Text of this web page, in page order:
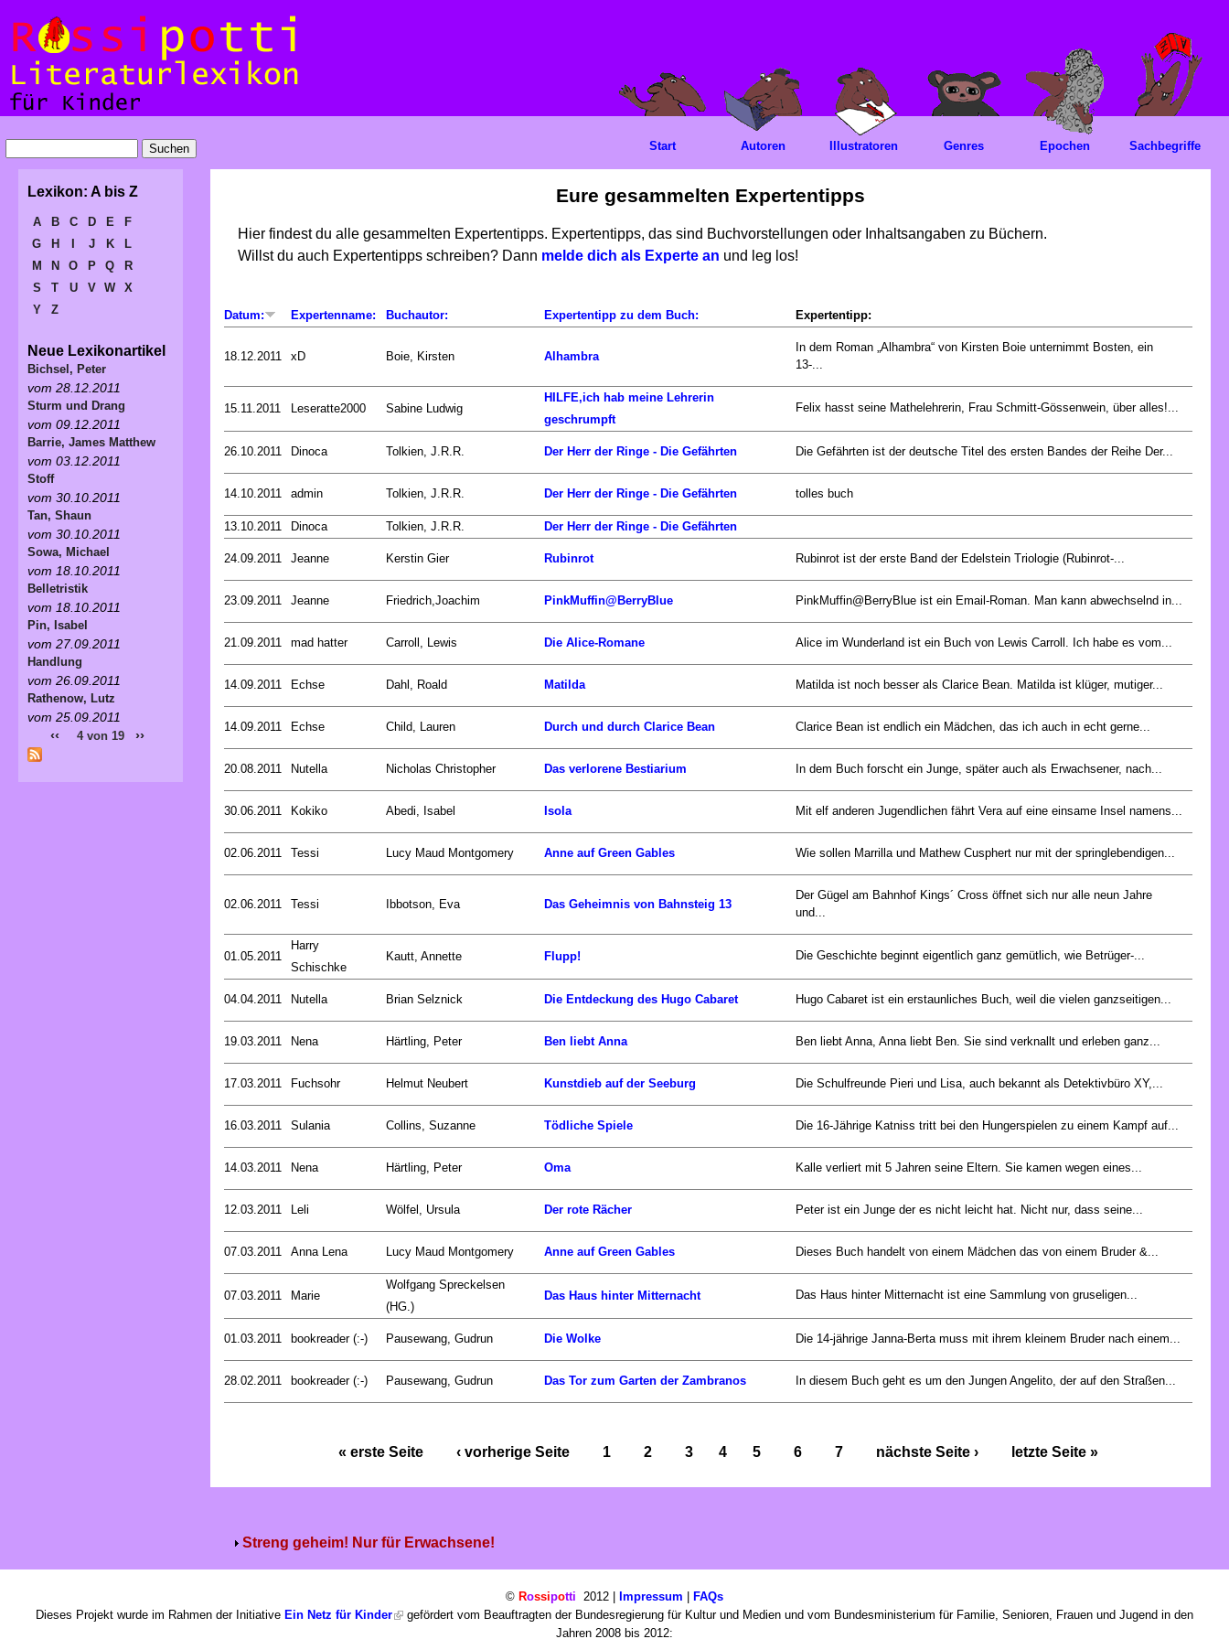
Eure gesammelten Expertentipps
Hier findest du alle gesammelten Expertentipps. Expertentipps, das sind Buchvorstellungen oder Inhaltsangaben zu Büchern.
Willst du auch Expertentipps schreiben? Dann melde dich als Experte an und leg los!
Datum: Expertenname: Buchautor: Expertentipp zu dem Buch: Expertentipp:
18.12.2011 xD Boie, Kirsten Alhambra
In dem Roman „Alhambra“ von Kirsten Boie unternimmt Bosten, ein
13-...
15.11.2011 Leseratte2000 Sabine Ludwig
HILFE,ich hab meine Lehrerin
geschrumpft
Felix hasst seine Mathelehrerin, Frau Schmitt-Gössenwein, über alles!...
26.10.2011 Dinoca Tolkien, J.R.R. Der Herr der Ringe - Die Gefährten Die Gefährten ist der deutsche Titel des ersten Bandes der Reihe Der...
14.10.2011 admin Tolkien, J.R.R. Der Herr der Ringe - Die Gefährten tolles buch
13.10.2011 Dinoca Tolkien, J.R.R. Der Herr der Ringe - Die Gefährten
24.09.2011 Jeanne Kerstin Gier Rubinrot Rubinrot ist der erste Band der Edelstein Triologie (Rubinrot-...
23.09.2011 Jeanne Friedrich,Joachim PinkMuffin@BerryBlue PinkMuffin@BerryBlue ist ein Email-Roman. Man kann abwechselnd in...
21.09.2011 mad hatter Carroll, Lewis Die Alice-Romane Alice im Wunderland ist ein Buch von Lewis Carroll. Ich habe es vom...
14.09.2011 Echse Dahl, Roald Matilda Matilda ist noch besser als Clarice Bean. Matilda ist klüger, mutiger...
14.09.2011 Echse Child, Lauren Durch und durch Clarice Bean Clarice Bean ist endlich ein Mädchen, das ich auch in echt gerne...
20.08.2011 Nutella Nicholas Christopher Das verlorene Bestiarium In dem Buch forscht ein Junge, später auch als Erwachsener, nach...
30.06.2011 Kokiko Abedi, Isabel Isola Mit elf anderen Jugendlichen fährt Vera auf eine einsame Insel namens...
02.06.2011 Tessi Lucy Maud Montgomery Anne auf Green Gables Wie sollen Marrilla und Mathew Cusphert nur mit der springlebendigen...
02.06.2011 Tessi Ibbotson, Eva Das Geheimnis von Bahnsteig 13
Der Gügel am Bahnhof Kings´ Cross öffnet sich nur alle neun Jahre
und...
01.05.2011
Harry
Schischke
Kautt, Annette Flupp! Die Geschichte beginnt eigentlich ganz gemütlich, wie Betrüger-...
04.04.2011 Nutella Brian Selznick Die Entdeckung des Hugo Cabaret Hugo Cabaret ist ein erstaunliches Buch, weil die vielen ganzseitigen...
19.03.2011 Nena Härtling, Peter Ben liebt Anna Ben liebt Anna, Anna liebt Ben. Sie sind verknallt und erleben ganz...
17.03.2011 Fuchsohr Helmut Neubert Kunstdieb auf der Seeburg Die Schulfreunde Pieri und Lisa, auch bekannt als Detektivbüro XY,...
16.03.2011 Sulania Collins, Suzanne Tödliche Spiele Die 16-Jährige Katniss tritt bei den Hungerspielen zu einem Kampf auf...
14.03.2011 Nena Härtling, Peter Oma Kalle verliert mit 5 Jahren seine Eltern. Sie kamen wegen eines...
12.03.2011 Leli Wölfel, Ursula Der rote Rächer Peter ist ein Junge der es nicht leicht hat. Nicht nur, dass seine...
07.03.2011 Anna Lena Lucy Maud Montgomery Anne auf Green Gables Dieses Buch handelt von einem Mädchen das von einem Bruder &...
07.03.2011 Marie
Wolfgang Spreckelsen
(HG.)
Das Haus hinter Mitternacht Das Haus hinter Mitternacht ist eine Sammlung von gruseligen...
01.03.2011 bookreader (:-) Pausewang, Gudrun Die Wolke Die 14-jährige Janna-Berta muss mit ihrem kleinem Bruder nach einem...
28.02.2011 bookreader (:-) Pausewang, Gudrun Das Tor zum Garten der Zambranos In diesem Buch geht es um den Jungen Angelito, der auf den Straßen...
« erste Seite ‹ vorherige Seite 1 2 3 4 5 6 7 nächste Seite › letzte Seite »
Streng geheim! Nur für Erwachsene!
Start Autoren Illustratoren Genres Epochen Sachbegriffe
Lexikon: A bis Z
A B C D E
F
G
H J K
L
M
N O P Q
R
S
T U V W
X
Y
Z
Neue Lexikonartikel
Bichsel, Peter
vom 28.12.2011
Sturm und Drang
vom 09.12.2011
Barrie, James Matthew
vom 03.12.2011
Stoff
vom 30.10.2011
Tan, Shaun
vom 30.10.2011
Sowa, Michael
vom 18.10.2011
Belletristik
vom 18.10.2011
Pin, Isabel
vom 27.09.2011
Handlung
vom 26.09.2011
Rathenow, Lutz
vom 25.09.2011
‹‹ 4 von 19 ››
© Rossipotti 2012 | Impressum | FAQs
Dieses Projekt wurde im Rahmen der Initiative Ein Netz für Kinder
gefördert vom Beauftragten der Bundesregierung für Kultur und Medien und vom Bundesministerium für Familie, Senioren, Frauen und Jugend in den
Jahren 2008 bis 2012: